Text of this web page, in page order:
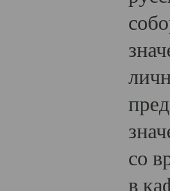
со
в